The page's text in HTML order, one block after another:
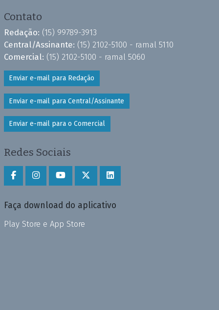
Contato
Redação: (15) 99789-3913
Central/Assinante: (15) 2102-5100 - ramal 5110
Comercial: (15) 2102-5100 - ramal 5060
Enviar e-mail para Redação
Enviar e-mail para Central/Assinante
Enviar e-mail para o Comercial
Redes Sociais
Faça download do aplicativo
Play Store e App Store